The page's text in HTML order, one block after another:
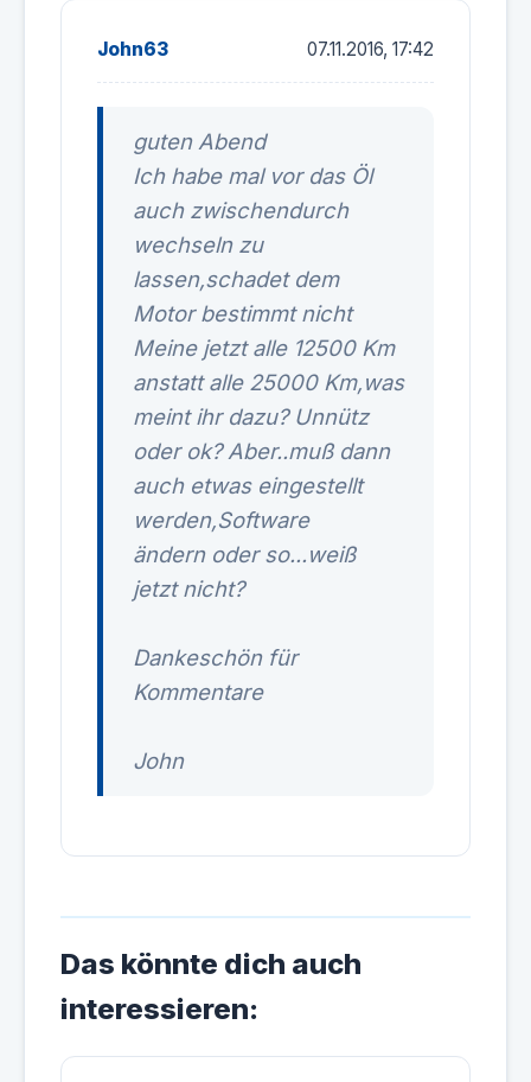
John63 07.11.2016, 17:42
guten Abend
Ich habe mal vor das Öl
auch zwischendurch
wechseln zu
lassen,schadet dem
Motor bestimmt nicht
Meine jetzt alle 12500 Km
anstatt alle 25000 Km,was
meint ihr dazu? Unnütz
oder ok? Aber..muß dann
auch etwas eingestellt
werden,Software
ändern oder so...weiß
jetzt nicht?
Dankeschön für
Kommentare
John
Das könnte dich auch
interessieren: